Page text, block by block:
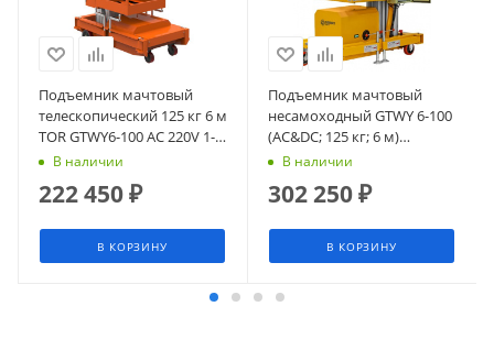
Подъемник мачтовый
телескопический 125 кг 6 м
TOR GTWY6-100 AC 220V 1-
мачтовый (от сети) (G)
В наличии
222 450₽
В КОРЗИНУ
Подъемник мачтовый
несамоходный GTWY 6-100
(AC&DC; 125 кг; 6 м)
СМАРТЛИФТ (SMARTLIFT)
В наличии
302 250₽
В КОРЗИНУ